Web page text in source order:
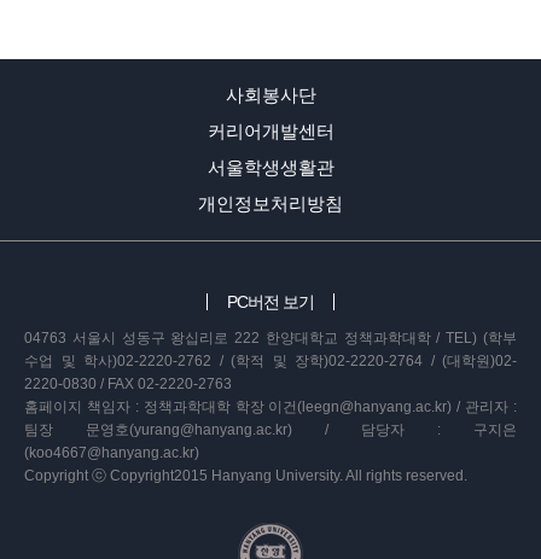
사회봉사단
커리어개발센터
서울학생생활관
개인정보처리방침
PC버전 보기
04763 서울시 성동구 왕십리로 222 한양대학교 정책과학대학 / TEL) (학부
수업 및 학사)02-2220-2762 / (학적 및 장학)02-2220-2764 / (대학원)02-
2220-0830 / FAX 02-2220-2763
홈페이지 책임자 : 정책과학대학 학장 이건(leegn@hanyang.ac.kr) / 관리자 :
팀장 문영호(yurang@hanyang.ac.kr) / 담당자 : 구지은
(koo4667@hanyang.ac.kr)
Copyright ⓒ Copyright2015 Hanyang University. All rights reserved.